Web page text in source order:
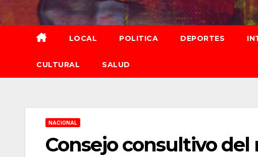
al
contenido
LOCAL POLITICA DEPORTES
CULTURAL SALUD
NACIONAL
Consejo consultivo